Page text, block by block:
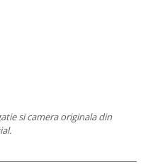
si camera originala din